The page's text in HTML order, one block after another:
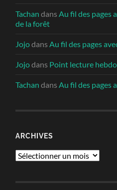
Tachan dansAu fil des pages
de la forêt
JojodansAu fil des pages
Jojodans Point lecture
Tachan dansAu fil des pages
ARCHIVES
Archives